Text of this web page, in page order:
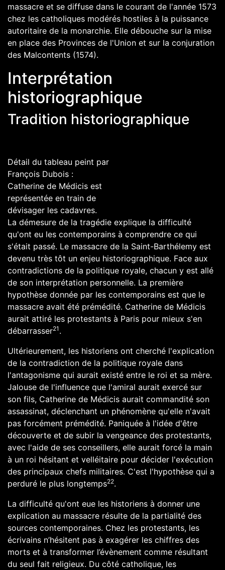
massacre et se diffuse dans le courant de l'année 1573
chez les catholiques modérés hostiles à la puissance
autoritaire de la monarchie. Elle débouche sur la mise
en place des Provinces de l'Union et sur la conjuration
des Malcontents (1574).
Interprétation
historiographique
Tradition historiographique
Détail du tableau peint par
François Dubois :
Catherine de Médicis est
représentée en train de
dévisager les cadavres.
La démesure de la tragédie explique la difficulté
qu'ont eu les contemporains à comprendre ce qui
s'était passé. Le massacre de la Saint-Barthélemy est
devenu très tôt un enjeu historiographique. Face aux
contradictions de la politique royale, chacun y est allé
de son interprétation personnelle. La première
hypothèse donnée par les contemporains est que le
massacre avait été prémédité. Catherine de Médicis
aurait attiré les protestants à Paris pour mieux s'en
débarrasser21 .
Ultérieurement, les historiens ont cherché l'explication
de la contradiction de la politique royale dans
l'antagonisme qui aurait existé entre le roi et sa mère.
Jalouse de l'influence que l'amiral aurait exercé sur
son fils, Catherine de Médicis aurait commandité son
assassinat, déclenchant un phénomène qu'elle n'avait
pas forcément prémédité. Paniquée à l'idée d'être
découverte et de subir la vengeance des protestants,
avec l'aide de ses conseillers, elle aurait forcé la main
à un roi hésitant et velléitaire pour décider l'exécution
des principaux chefs militaires. C'est l'hypothèse qui a
perduré le plus longtemps22.
La difficulté qu'ont eue les historiens à donner une
explication au massacre résulte de la partialité des
sources contemporaines. Chez les protestants, les
écrivains n’hésitent pas à exagérer les chiffres des
morts et à transformer l’évènement comme résultant
du seul fait religieux. Du côté catholique, les